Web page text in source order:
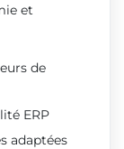
et
de
ERP
adaptées